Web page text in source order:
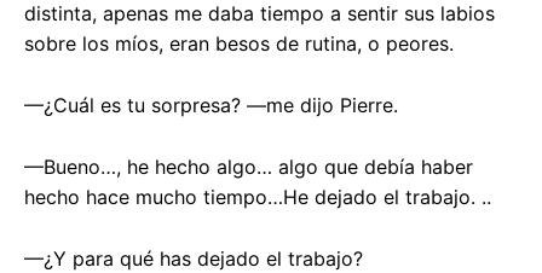
distinta, apenas me daba tiempo a sentir sus labios
sobre los míos, eran besos de rutina, o peores.
—¿Cuál es tu sorpresa? —me dijo Pierre.
—Bueno…, he hecho algo… algo que debía haber
hecho hace mucho tiempo…He dejado el trabajo. ..
—¿Y para qué has dejado el trabajo?